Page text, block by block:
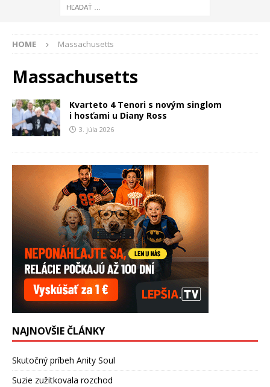
HOME Massachusetts
Massachusetts
Kvarteto 4 Tenori s novým singlom
i hosťami u Diany Ross
3. júla 2026
NAJNOVŠIE ČLÁNKY
Skutočný príbeh Anity Soul
Suzie zužitkovala rozchod